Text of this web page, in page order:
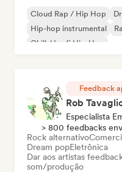
Cloud Rap / Hip Hop
Hip-hop instrumental
Chill / Lo-fi Hip-Hop
Feedback
Rob
Especialista
> 800 feedbacks
Rock alternativo
Dream popEletrônica
Dar aos artistas
som/produção